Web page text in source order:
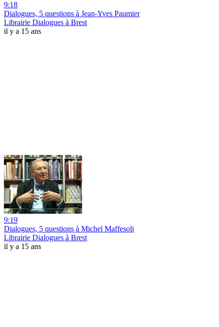
9:18
Dialogues, 5 questions à Jean-Yves Paumier
Librairie Dialogues à Brest
il y a 15 ans
9:19
Dialogues, 5 questions à Michel Maffesoli
Librairie Dialogues à Brest
il y a 15 ans